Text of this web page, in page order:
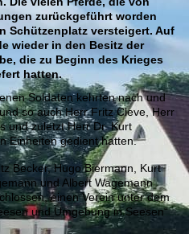
zurückgeführt worden
Schützenplatz versteigert. Auf
wieder in den Besitz der
die zu Beginn des Krieges
hatten.
Soldaten kehrten nach und
so auch Herr Fritz Cleve, Herr
und zuletzt Herr Dr. Kurt
Einheiten gedient hatten.
Becker, Hugo Biermann, Kurt
und Albert Wagemann
einen Verein unter dem
und Umgebung in Seesen“